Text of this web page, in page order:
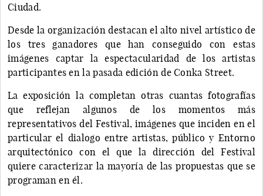
Ciudad.
Desde la organización destacan el alto nivel artístico de
los tres ganadores que han conseguido con estas
imágenes captar la espectacularidad de los artistas
participantes en la pasada edición de Conka Street.
La exposición la completan otras cuantas fotografías
que reflejan algunos de los momentos más
representativos del Festival, imágenes que inciden en el
particular el dialogo entre artistas, público y Entorno
arquitectónico con el que la dirección del Festival
quiere caracterizar la mayoría de las propuestas que se
programan en él.